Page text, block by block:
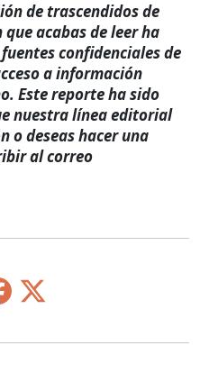
de trascendidos de
acabas de leer ha
confidenciales de
a información
Este reporte ha sido
nuestra línea editorial
o deseas hacer una
al correo